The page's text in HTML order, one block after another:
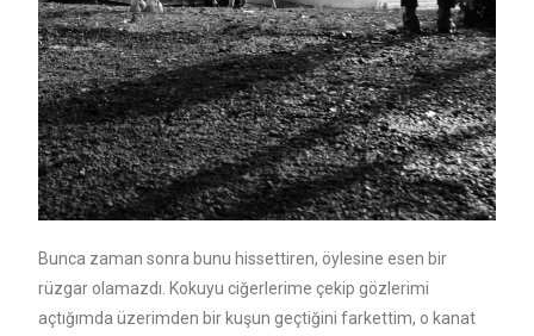
Bunca zaman sonra bunu hissettiren, öylesine esen bir
rüzgar olamazdı. Kokuyu ciğerlerime çekip gözlerimi
açtığımda üzerimden bir kuşun geçtiğini farkettim, o kanat